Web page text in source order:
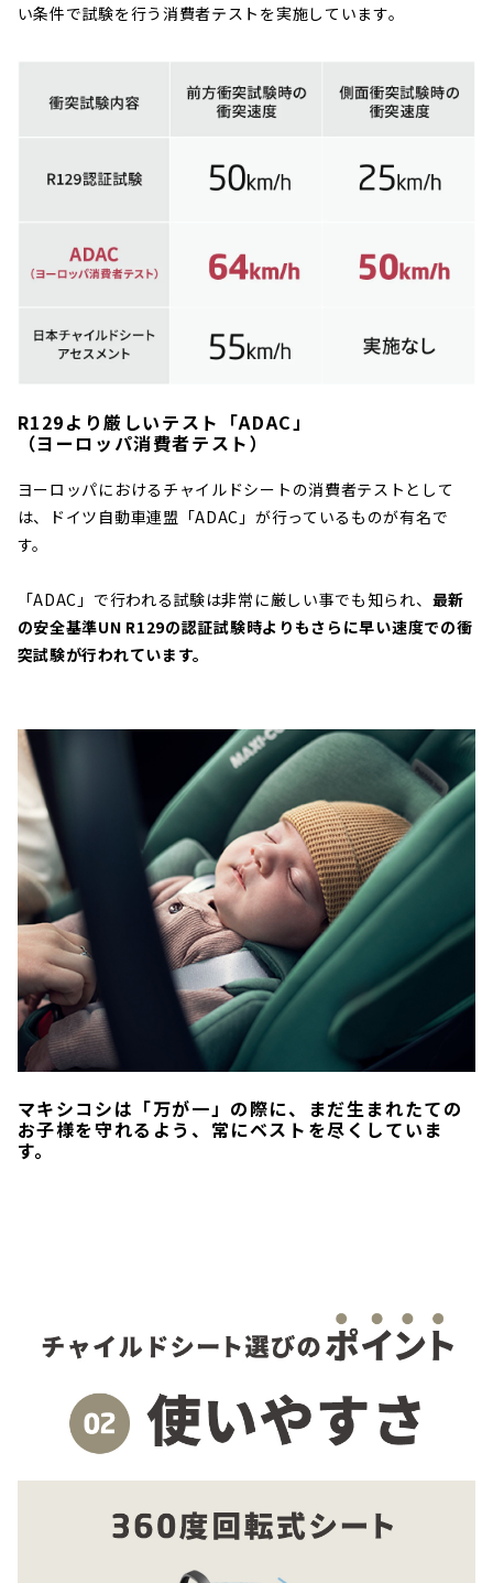
い条件で試験を行う消費者テストを実施しています。
R129より厳しいテスト「ADAC」
（ヨーロッパ消費者テスト）
ヨーロッパにおけるチャイルドシートの消費者テストとして
は、ドイツ自動車連盟「ADAC」が行っているものが有名で
す。
「ADAC」で行われる試験は非常に厳しい事でも知られ、 最新
の安全基準UN R129の認証試験時よりもさらに早い速度での衝
突試験が行われています。
マキシコシは「万が一」の際に、まだ生まれたての
お子様を守れるよう、常にベストを尽くしていま
す。